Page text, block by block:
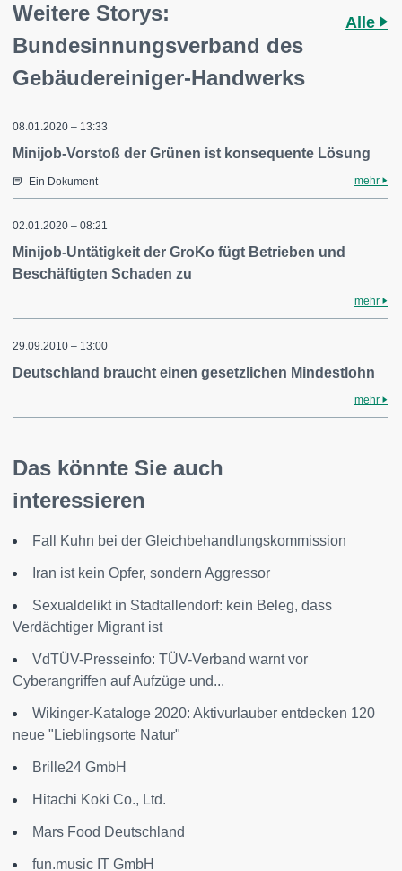
Weitere Storys:
Bundesinnungsverband des
Gebäudereiniger-Handwerks
Alle
08.01.2020 – 13:33
Minijob-Vorstoß der Grünen ist konsequente Lösung
Ein Dokument mehr
02.01.2020 – 08:21
Minijob-Untätigkeit der GroKo fügt Betrieben und
Beschäftigten Schaden zu
mehr
29.09.2010 – 13:00
Deutschland braucht einen gesetzlichen Mindestlohn
mehr
Das könnte Sie auch
interessieren
Fall Kuhn bei der Gleichbehandlungskommission
Iran ist kein Opfer, sondern Aggressor
Sexualdelikt in Stadtallendorf: kein Beleg, dass
Verdächtiger Migrant ist
VdTÜV-Presseinfo: TÜV-Verband warnt vor
Cyberangriffen auf Aufzüge und...
Wikinger-Kataloge 2020: Aktivurlauber entdecken 120
neue "Lieblingsorte Natur"
Brille24 GmbH
Hitachi Koki Co., Ltd.
Mars Food Deutschland
fun.music IT GmbH